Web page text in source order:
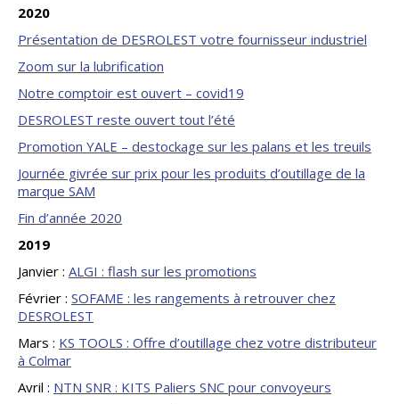
2020
Présentation de DESROLEST votre fournisseur industriel
Zoom sur la lubrification
Notre comptoir est ouvert – covid19
DESROLEST reste ouvert tout l’été
Promotion YALE – destockage sur les palans et les treuils
Journée givrée sur prix pour les produits d’outillage de la
marque SAM
Fin d’année 2020
2019
Janvier : ALGI : flash sur les promotions
Février : SOFAME : les rangements à retrouver chez
DESROLEST
Mars : KS TOOLS : Offre d’outillage chez votre distributeur
à Colmar
Avril : NTN SNR : KITS Paliers SNC pour convoyeurs